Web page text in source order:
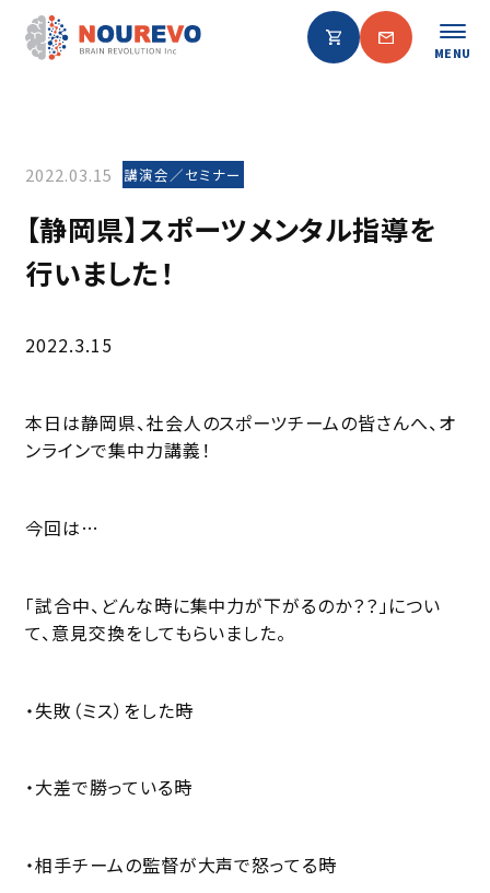
MENU
2022.03.15 講演会／セミナー
【静岡県】スポーツメンタル指導を
行いました！
2022.3.15
本日は静岡県、社会人のスポーツチームの皆さんへ、オ
ンラインで集中力講義！
今回は…
「試合中、どんな時に集中力が下がるのか？？」につい
て、意見交換をしてもらいました。
・失敗（ミス）をした時
・大差で勝っている時
・相手チームの監督が大声で怒ってる時